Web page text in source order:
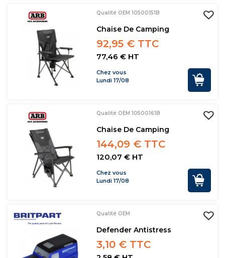
Qualité OEM 10500151B
Chaise De Camping
92,95 € TTC
77,46 € HT
Chez vous
Lundi 17/08
Qualité OEM 10500161B
Chaise De Camping
144,09 € TTC
120,07 € HT
Chez vous
Lundi 17/08
Qualité OEM
Defender Antistress
3,10 € TTC